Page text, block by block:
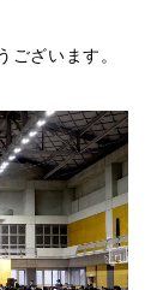
ございます。